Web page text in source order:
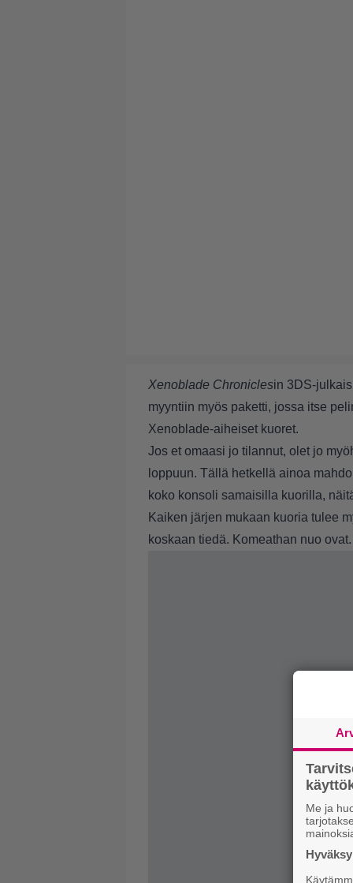
Xenoblade Chroniclesin 3DS-
myyntiin myös paketti, jossa itse
Xenoblade-aiheiset kuoret.
Jos et omaasi jo tilannut, olet jo
loppuun. Tällä hetkellä ainoa
koko konsoli samaisilla kuorilla,
Kaiken järjen mukaan kuoria tulee
koskaan tiedä. Komeathan nuo ovat.
Me ja